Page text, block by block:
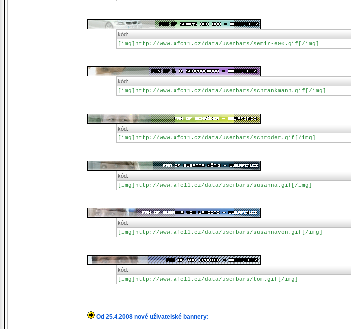
kód:
[img]http://www.afc11.cz/data/userbars/semir-e90.gif[/img]
kód:
[img]http://www.afc11.cz/data/userbars/schrankmann.gif[/img]
kód:
[img]http://www.afc11.cz/data/userbars/schroder.gif[/img]
kód:
[img]http://www.afc11.cz/data/userbars/susanna.gif[/img]
kód:
[img]http://www.afc11.cz/data/userbars/susannavon.gif[/img]
kód:
[img]http://www.afc11.cz/data/userbars/tom.gif[/img]
Od 25.4.2008 nové uživatelské bannery: